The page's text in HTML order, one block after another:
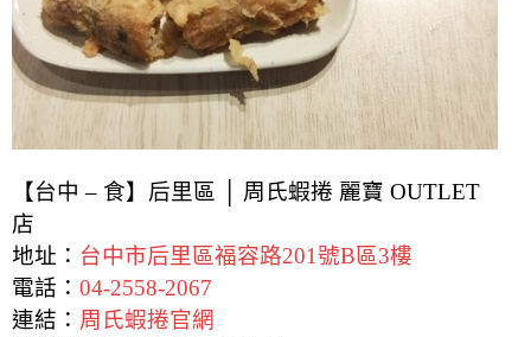
【台中 – 食】后里區 │ 周氏蝦捲 麗寶 OUTLET
店
地址： 台中市后里區福容路201號B區3樓
電話： 04-2558-2067
連結： 周氏蝦捲官網